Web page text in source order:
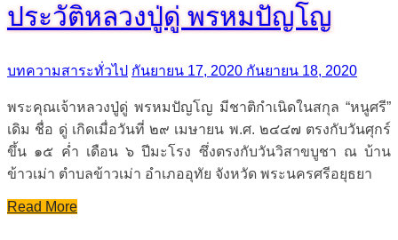
ประวัติหลวงปู่ดู่ พรหมปัญโญ
บทความสาระทั่วไป กันยายน 17, 2020 กันยายน 18, 2020
พระคุณเจ้าหลวงปู่ดู่ พรหมปัญโญ มีชาติกำเนิดในสกุล “หนูศรี”
เดิม ชื่อ ดู่ เกิดเมื่อวันที่ ๒๙ เมษายน พ.ศ. ๒๔๔๗ ตรงกับวันศุกร์
ขึ้น ๑๕ ค่ำ เดือน ๖ ปีมะโรง ซึ่งตรงกับวันวิสาขบูชา ณ บ้าน
ข้าวเม่า ตำบลข้าวเม่า อำเภออุทัย จังหวัด พระนครศรีอยุธยา
Read More